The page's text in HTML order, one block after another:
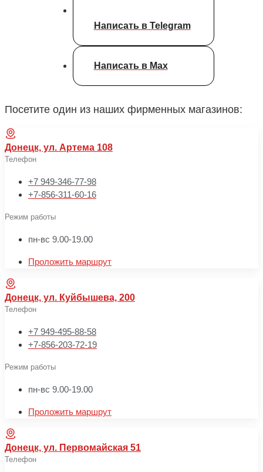
Написать в Telegram
Написать в Max
Посетите один из наших фирменных магазинов:
Донецк, ул. Артема 108
Телефон
+7 949-346-77-98
+7-856-311-60-16
Режим работы
пн-вс 9.00-19.00
Проложить маршрут
Донецк, ул. Куйбышева, 200
Телефон
+7 949-495-88-58
+7-856-203-72-19
Режим работы
пн-вс 9.00-19.00
Проложить маршрут
Донецк, ул. Первомайская 51
Телефон